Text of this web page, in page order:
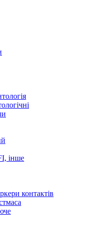
інше
контактів